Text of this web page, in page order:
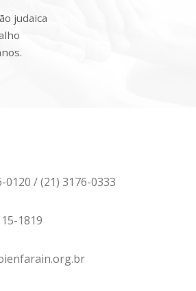
judaica
0120 /(21) 3176-0333
1819